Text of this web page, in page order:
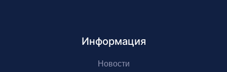
Информация
Новости